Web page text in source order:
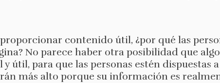
contenido útil, ¿por qué las
No parece haber otra posibilidad que
para que las personas estén dispuestas
más alto porque su información es